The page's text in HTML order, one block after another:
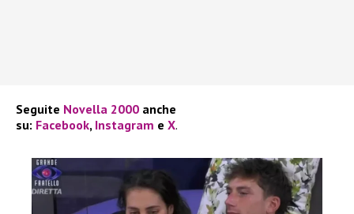
Seguite Novella 2000 anche
su: Facebook, Instagram e X.